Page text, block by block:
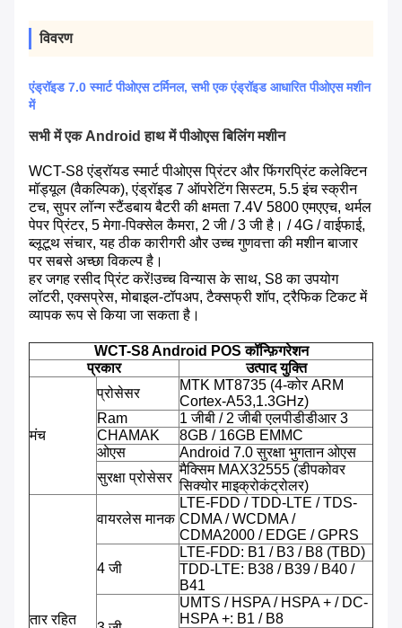
विवरण
एंड्रॉइड 7.0 स्मार्ट पीओएस टर्मिनल, सभी एक एंड्रॉइड आधारित पीओएस मशीन
में
सभी में एक Android हाथ में पीओएस बिलिंग मशीन
WCT-S8 एंड्रॉयड स्मार्ट पीओएस प्रिंटर और फिंगरप्रिंट कलेक्टिन
मॉड्यूल (वैकल्पिक), एंड्रॉइड 7 ऑपरेटिंग सिस्टम, 5.5 इंच स्क्रीन
टच, सुपर लॉन्ग स्टैंडबाय बैटरी की क्षमता 7.4V 5800 एमएएच, थर्मल
पेपर प्रिंटर, 5 मेगा-पिक्सेल कैमरा, 2 जी / 3 जी है। / 4G / वाईफाई,
ब्लूटूथ संचार, यह ठीक कारीगरी और उच्च गुणवत्ता की मशीन बाजार
पर सबसे अच्छा विकल्प है।
हर जगह रसीद प्रिंट करें!उच्च विन्यास के साथ, S8 का उपयोग
लॉटरी, एक्सप्रेस, मोबाइल-टॉपअप, टैक्सफ्री शॉप, ट्रैफिक टिकट में
व्यापक रूप से किया जा सकता है।
WCT-S8 Android POS कॉन्फ़िगरेशन
प्रकार
उत्पाद युक्ति
मंच
प्रोसेसर
MTK MT8735 (4-कोर ARM
Cortex-A53,1.3GHz)
Ram
1 जीबी / 2 जीबी एलपीडीडीआर 3
CHAMAK
8GB / 16GB EMMC
ओएस
Android 7.0 सुरक्षा भुगतान ओएस
सुरक्षा प्रोसेसर
मैक्सिम MAX32555 (डीपकोवर
सिक्योर माइक्रोकंट्रोलर)
तार रहित
वायरलेस मानक
LTE-FDD / TDD-LTE / TDS-
CDMA / WCDMA /
CDMA2000 / EDGE / GPRS
4 जी
LTE-FDD: B1 / B3 / B8 (TBD)
TDD-LTE: B38 / B39 / B40 /
B41
UMTS / HSPA / HSPA + / DC-
HSPA +: B1 / B8